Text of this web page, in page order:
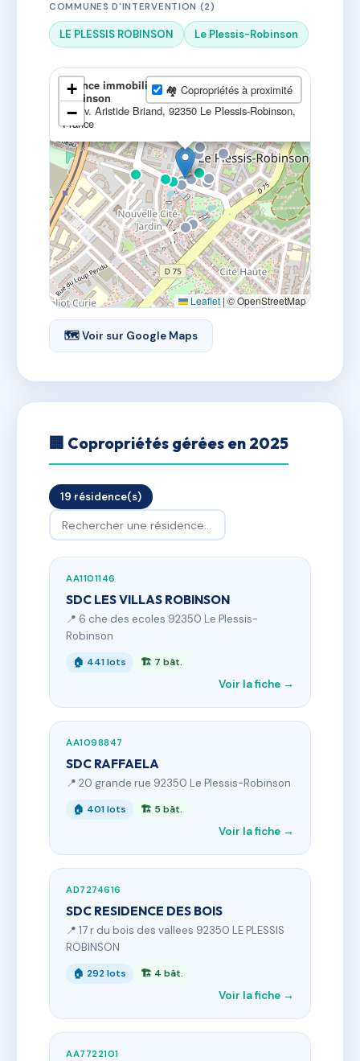
COMMUNES D'INTERVENTION (2)
LE PLESSIS ROBINSON Le Plessis-Robinson
Agence immobilière l'Adresse Le Plessis-
Robinson
11 Av. Aristide Briand, 92350 Le Plessis-Robinson,
France
+
−
🏘 Copropriétés à proximité
Leaflet |© OpenStreetMap
🗺 Voir sur Google Maps
🏢 Copropriétés gérées en 2025
19 résidence(s)
AA1101146
SDC LES VILLAS ROBINSON
📍 6 che des ecoles 92350 Le Plessis-
Robinson
🏠 441 lots 🏗 7 bât.
Voir la fiche →
AA1098847
SDC RAFFAELA
📍 20 grande rue 92350 Le Plessis-Robinson
🏠 401 lots 🏗 5 bât.
Voir la fiche →
AD7274616
SDC RESIDENCE DES BOIS
📍 17 r du bois des vallees 92350 LE PLESSIS
ROBINSON
🏠 292 lots 🏗 4 bât.
Voir la fiche →
AA7722101